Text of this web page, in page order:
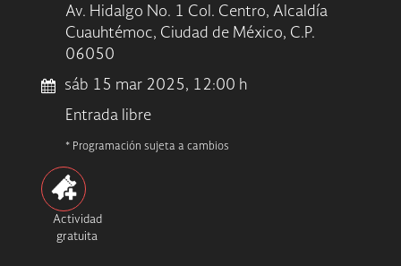
Av. Hidalgo No. 1 Col. Centro, Alcaldía
Cuauhtémoc, Ciudad de México, C.P.
06050
sáb 15 mar 2025, 12:00 h
Entrada libre
* Programación sujeta a cambios
Actividad
gratuita